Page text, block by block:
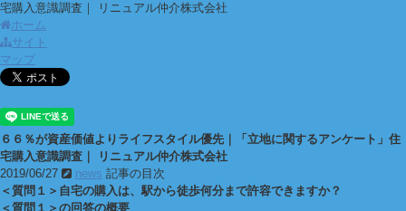
宅購入意識調査｜ リニュアル仲介株式会社
ホーム
サイト
マップ
６６％が資産価値よりライフスタイル優先｜「立地に関するアンケート」住
宅購入意識調査｜ リニュアル仲介株式会社
2019/06/27
news 記事の目次
＜質問１＞自宅の購入は、駅から徒歩何分まで許容できますか？
＜質問１＞の回答の概要